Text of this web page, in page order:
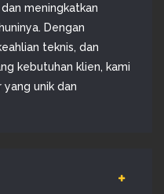
meningkatkan
Dengan
teknis, dan
kebutuhan klien, kami
unik dan